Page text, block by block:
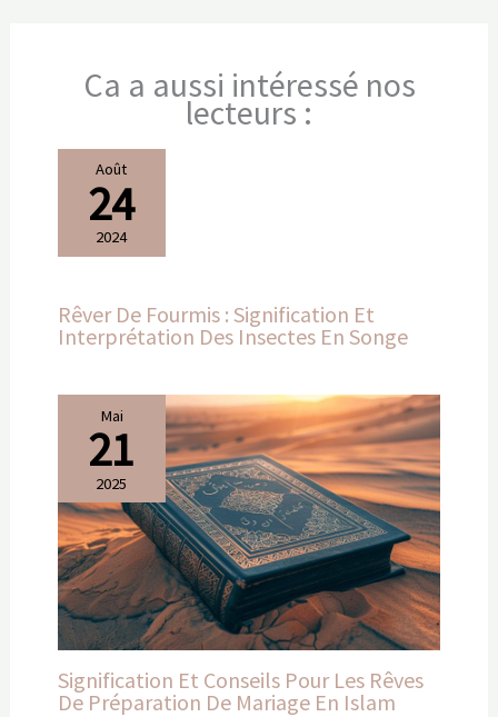
Ca a aussi intéressé nos
lecteurs :
Août
24
2024
Rêver De Fourmis : Signification Et
Interprétation Des Insectes En Songe
Mai
21
2025
Signification Et Conseils Pour Les Rêves
De Préparation De Mariage En Islam